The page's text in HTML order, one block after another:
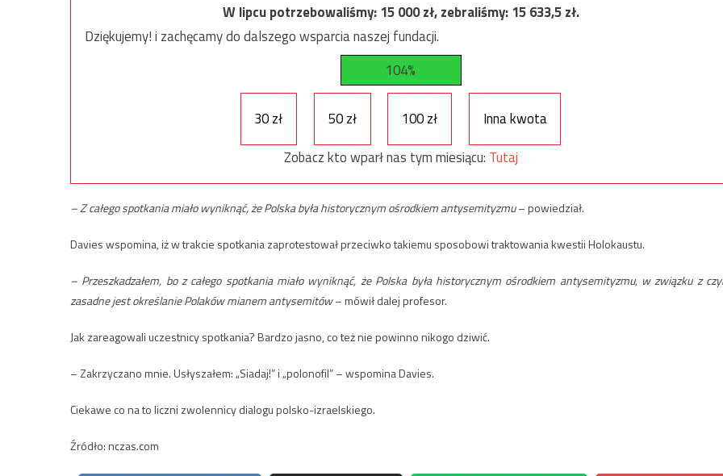
W lipcu potrzebowaliśmy:15 000zł, zebraliśmy:15 633,5zł.
Dziękujemy! i zachęcamy do dalszego wsparcia naszej fundacji.
104%
30 zł 50 zł 100 zł
Inna kwota
Zobacz kto wparł nas tym miesiącu: Tutaj
– Z całego spotkania miało wyniknąć, że Polska była historycznym ośrodkiem antysemityzmu– powiedział.
Davies wspomina, iż w trakcie spotkania zaprotestował przeciwko takiemu sposobowi traktowania kwestii Holokaustu.
– Przeszkadzałem, bo z całego spotkania miało wyniknąć, że Polska była historycznym ośrodkiem antysemityzmu, w związku z
zasadne jest określanie Polaków mianem antysemitów– mówił dalej profesor.
Jak zareagowali uczestnicy spotkania? Bardzo jasno, co też nie powinno nikogo dziwić.
– Zakrzyczano mnie. Usłyszałem: „Siadaj!” i „polonofil” – wspomina Davies.
Ciekawe co na to liczni zwolennicy dialogu polsko-izraelskiego.
Źródło: nczas.com